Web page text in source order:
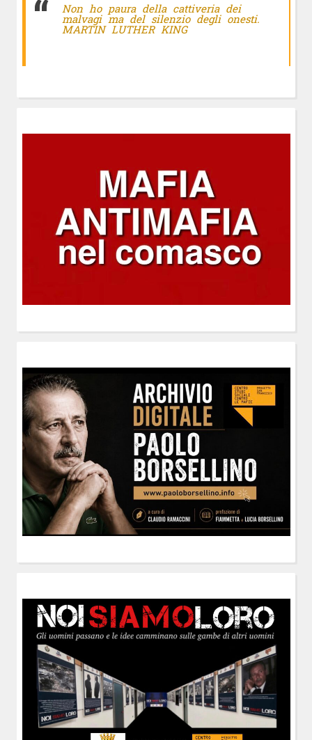
Non ho paura della cattiveria dei
malvagi ma del silenzio degli onesti.
MARTIN LUTHER KING